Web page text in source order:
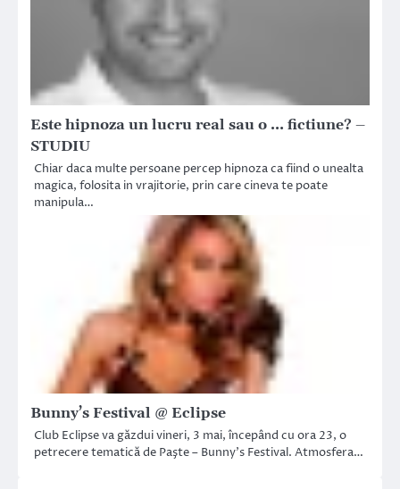
Este hipnoza un lucru real sau o … fictiune? –
STUDIU
Chiar daca multe persoane percep hipnoza ca fiind o unealta
magica, folosita in vrajitorie, prin care cineva te poate
manipula…
Bunny’s Festival @ Eclipse
Club Eclipse va găzdui vineri, 3 mai, începând cu ora 23, o
petrecere tematică de Paşte – Bunny’s Festival. Atmosfera…